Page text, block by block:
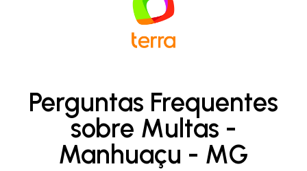
Perguntas Frequentes
sobre Multas -
Manhuaçu - MG